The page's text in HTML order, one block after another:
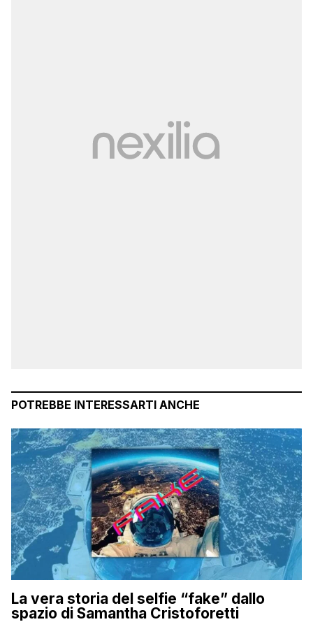
POTREBBE INTERESSARTI ANCHE
La vera storia del selfie “fake” dallo
spazio di Samantha Cristoforetti